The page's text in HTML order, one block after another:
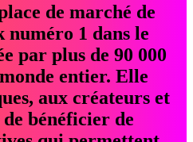
de marché de
numéro 1 dans le
par plus de 90 000
entier. Elle
aux créateurs et
bénéficier de